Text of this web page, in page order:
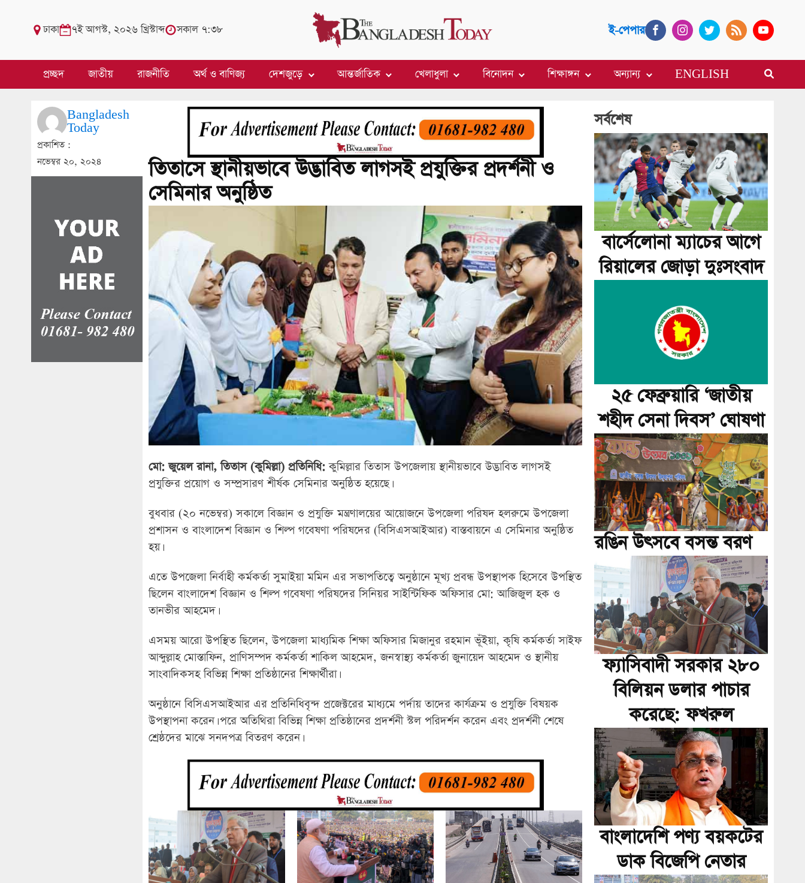
ঢাকা ৭ই আগস্ট, ২০২৬ খ্রিস্টাব্দ সকাল ৭:৩৮ ই-পেপার
প্রচ্ছদ জাতীয় রাজনীতি অর্থ ও বাণিজ্য দেশজুড়ে আন্তর্জাতিক খেলাধুলা বিনোদন শিক্ষাঙ্গন অন্যান্য ENGLISH
Bangladesh
Today
প্রকাশিত :
নভেম্বর ২০, ২০২৪
তিতাসে স্থানীয়ভাবে উদ্ভাবিত লাগসই প্রযুক্তির প্রদর্শনী ও
সেমিনার অনুষ্ঠিত
মো: জুয়েল রানা, তিতাস (কুমিল্লা) প্রতিনিধি: কুমিল্লার তিতাস উপজেলায় স্থানীয়ভাবে উদ্ভাবিত লাগসই
প্রযুক্তির প্রয়োগ ও সম্প্রসারণ শীর্ষক সেমিনার অনুষ্ঠিত হয়েছে।
বুধবার (২০ নভেম্বর) সকালে বিজ্ঞান ও প্রযুক্তি মন্ত্রণালয়ের আয়োজনে উপজেলা পরিষদ হলরুমে উপজেলা
প্রশাসন ও বাংলাদেশ বিজ্ঞান ও শিল্প গবেষণা পরিষদের (বিসিএসআইআর) বাস্তবায়নে এ সেমিনার অনুষ্ঠিত
হয়।
এতে উপজেলা নির্বাহী কর্মকর্তা সুমাইয়া মমিন এর সভাপতিত্বে অনুষ্ঠানে মূখ্য প্রবন্ধ উপস্থাপক হিসেবে উপস্থিত
ছিলেন বাংলাদেশ বিজ্ঞান ও শিল্প গবেষণা পরিষদের সিনিয়র সাইন্টিফিক অফিসার মো: আজিজুল হক ও
তানভীর আহমেদ।
এসময় আরো উপস্থিত ছিলেন, উপজেলা মাধ্যমিক শিক্ষা অফিসার মিজানুর রহমান ভূঁইয়া, কৃষি কর্মকর্তা সাইফ
আব্দুল্লাহ মোস্তাফিন, প্রাণিসম্পদ কর্মকর্তা শাকিল আহমেদ, জনস্বাস্থ্য কর্মকর্তা জুনায়েদ আহমেদ ও স্থানীয়
সাংবাদিকসহ বিভিন্ন শিক্ষা প্রতিষ্ঠানের শিক্ষার্থীরা।
অনুষ্ঠানে বিসিএসআইআর এর প্রতিনিধিবৃন্দ প্রজেক্টরের মাধ্যমে পর্দায় তাদের কার্যক্রম ও প্রযুক্তি বিষয়ক
উপস্থাপনা করেন। পরে অতিথিরা বিভিন্ন শিক্ষা প্রতিষ্ঠানের প্রদর্শনী স্টল পরিদর্শন করেন এবং প্রদর্শনী শেষে
শ্রেষ্ঠদের মাঝে সনদপত্র বিতরণ করেন।
সর্বশেষ
বার্সেলোনা ম্যাচের আগে
রিয়ালের জোড়া দুঃসংবাদ
২৫ ফেব্রুয়ারি ‘জাতীয়
শহীদ সেনা দিবস’ ঘোষণা
রঙিন উৎসবে বসন্ত বরণ
ফ্যাসিবাদী সরকার ২৮০
বিলিয়ন ডলার পাচার
করেছে: ফখরুল
বাংলাদেশি পণ্য বয়কটের
ডাক বিজেপি নেতার